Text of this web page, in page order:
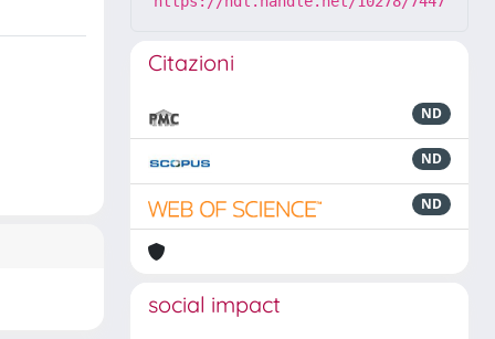
Citazioni
ND
ND
ND
social impact